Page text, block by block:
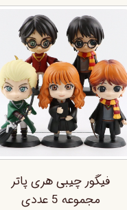
فیگور چیبی هری پاتر
مجموعه 5 عددی